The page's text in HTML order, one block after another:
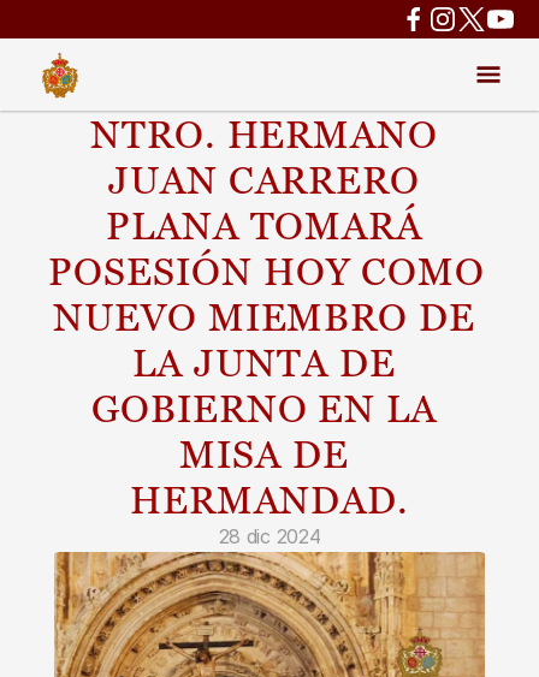
NTRO. HERMANO
JUAN CARRERO
PLANA TOMARÁ
POSESIÓN HOY COMO
NUEVO MIEMBRO DE
LA JUNTA DE
GOBIERNO EN LA
MISA DE
HERMANDAD.
28 dic 2024